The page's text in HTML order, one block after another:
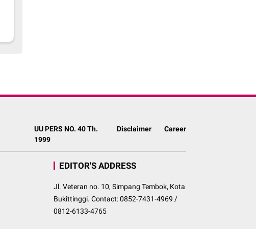
UU PERS NO. 40 Th.
1999
Disclaimer Career
EDITOR'S ADDRESS
Jl. Veteran no. 10, Simpang Tembok, Kota
Bukittinggi. Contact: 0852-7431-4969 /
0812-6133-4765